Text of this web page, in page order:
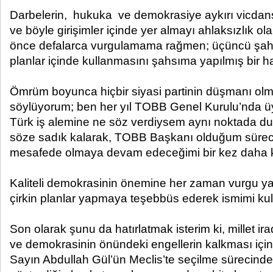
Darbelerin, hukuka ve demokrasiye aykırı
ve böyle girişimler içinde yer almayı ahlaksızlık
önce defalarca vurgulamama rağmen; üçüncü
planlar içinde kullanmasını şahsıma yapılmış bir
Ömrüm boyunca hiçbir siyasi partinin düşmanı
söylüyorum; ben her yıl TOBB Genel Kurulu’nda
Türk iş alemine ne söz verdiysem aynı noktada
söze sadık kalarak, TOBB Başkanı olduğum
mesafede olmaya devam edeceğimi bir kez daha
Kaliteli demokrasinin önemine her zaman vurgu
çirkin planlar yapmaya teşebbüs ederek ismimi
Son olarak şunu da hatırlatmak isterim ki, millet
ve demokrasinin önündeki engellerin kalkması
Sayın Abdullah Gül’ün Meclis’te seçilme